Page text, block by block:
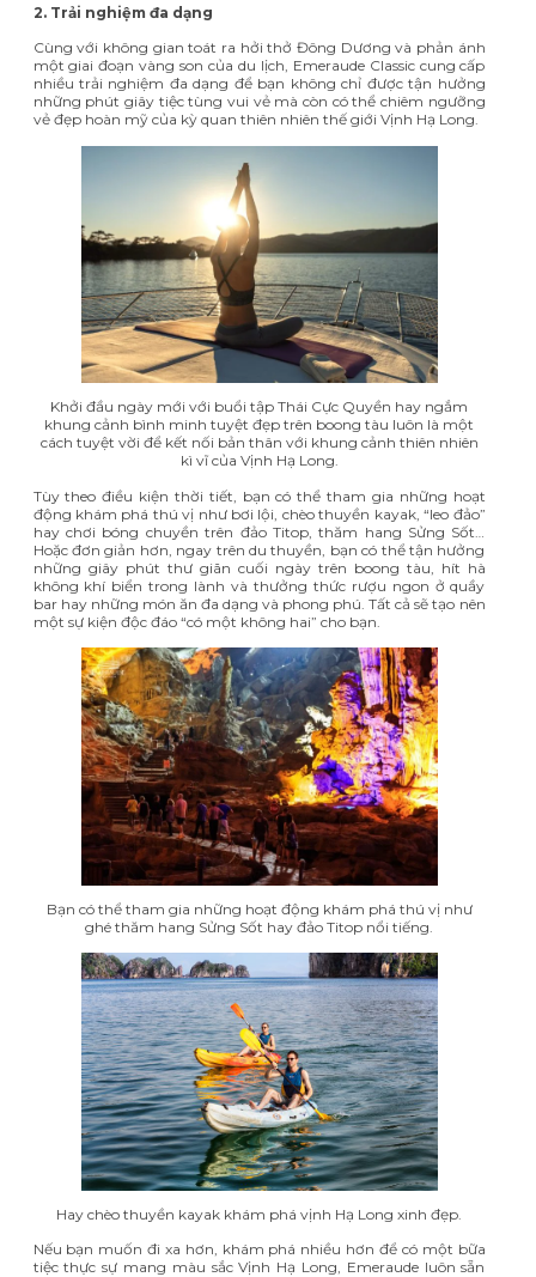
2. Trải nghiệm đa dạng
Cùng với không gian toát ra hởi thở Đông Dương và phản ánh
một giai đoạn vàng son của du lịch, Emeraude Classic cung cấp
nhiều trải nghiệm đa dạng để bạn không chỉ được tận hưởng
những phút giây tiệc tùng vui vẻ mà còn có thể chiêm ngưỡng
vẻ đẹp hoàn mỹ của kỳ quan thiên nhiên thế giới Vịnh Hạ Long.
Khởi đầu ngày mới với buổi tập Thái Cực Quyền hay ngắm
khung cảnh bình minh tuyệt đẹp trên boong tàu luôn là một
cách tuyệt vời để kết nối bản thân với khung cảnh thiên nhiên
kì vĩ của Vịnh Hạ Long.
Tùy theo điều kiện thời tiết, bạn có thể tham gia những hoạt
động khám phá thú vị như bơi lội, chèo thuyền kayak, “leo đảo”
hay chơi bóng chuyền trên đảo Titop, thăm hang Sửng Sốt…
Hoặc đơn giản hơn, ngay trên du thuyền, bạn có thể tận hưởng
những giây phút thư giãn cuối ngày trên boong tàu, hít hà
không khí biển trong lành và thưởng thức rượu ngon ở quầy
bar hay những món ăn đa dạng và phong phú. Tất cả sẽ tạo nên
một sự kiện độc đáo “có một không hai” cho bạn.
Bạn có thể tham gia những hoạt động khám phá thú vị như
ghé thăm hang Sửng Sốt hay đảo Titop nổi tiếng.
Hay chèo thuyền kayak khám phá vịnh Hạ Long xinh đẹp.
Nếu bạn muốn đi xa hơn, khám phá nhiều hơn để có một bữa
tiệc thực sự mang màu sắc Vịnh Hạ Long, Emeraude luôn sẵn